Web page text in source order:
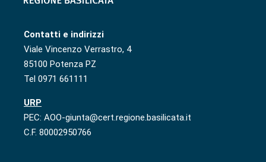
Contatti e indirizzi
Viale Vincenzo Verrastro, 4
85100 Potenza PZ
Tel 0971 661111
URP
PEC: AOO-giunta@cert.regione.basilicata.it
C.F. 80002950766